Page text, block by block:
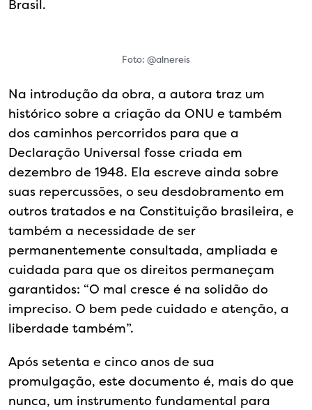
Brasil.
Foto: @alnereis
Na introdução da obra, a autora traz um
histórico sobre a criação da ONU e também
dos caminhos percorridos para que a
Declaração Universal fosse criada em
dezembro de 1948. Ela escreve ainda sobre
suas repercussões, o seu desdobramento em
outros tratados e na Constituição brasileira, e
também a necessidade de ser
permanentemente consultada, ampliada e
cuidada para que os direitos permaneçam
garantidos: “O mal cresce é na solidão do
impreciso. O bem pede cuidado e atenção, a
liberdade também”.
Após setenta e cinco anos de sua
promulgação, este documento é, mais do que
nunca, um instrumento fundamental para